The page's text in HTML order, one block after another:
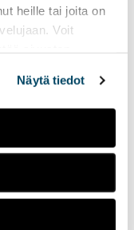
heille tai joita on
Voit
Näytä tiedot
lähetyksissä
ystäväpäivä
yksi suurin
päättää